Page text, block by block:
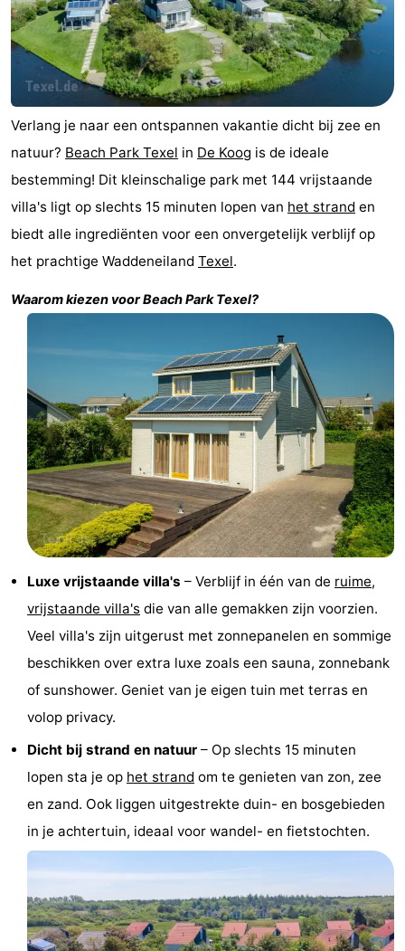
Appartementen
Bosch
en
Zee
-
De
Vlijt
-
Hoeve
Holland
-
Land
en
Zeezicht
-
Strandhuys
-
Strandplevier
Bed
breakfasts)
Campings
Hotels
Vakantiehuizen
Eibernest
Hoogelandt
Park
Buytenveldt
Krim
EuroParcs
Texel
Kustpark
Texel
-
Sluftervallei
Strandhuys
Residentie
Villapark
Last
Verlang je naar een ontspannen vakantie dicht bij zee en
natuur? Beach Park Texel in De Koog is de ideale
bestemming! Dit kleinschalige park met 144 vrijstaande
villa's ligt op slechts 15 minuten lopen van het strand en
biedt alle ingrediënten voor een onvergetelijk verblijf op
het prachtige Waddeneiland Texel.
Waarom kiezen voorBeach Park Texel?
Luxe vrijstaande villa's – Verblijf in één van de ruime,
vrijstaande villa's die van alle gemakken zijn voorzien.
Veel villa's zijn uitgerust met zonnepanelen en sommige
beschikken over extra luxe zoals een sauna, zonnebank
of sunshower. Geniet van je eigen tuin met terras en
volop privacy.
Dicht bij strand en natuur – Op slechts 15 minuten
lopen sta je op het strand om te genieten van zon, zee
en zand. Ook liggen uitgestrekte duin- en bosgebieden
in je achtertuin, ideaal voor wandel- en fietstochten.